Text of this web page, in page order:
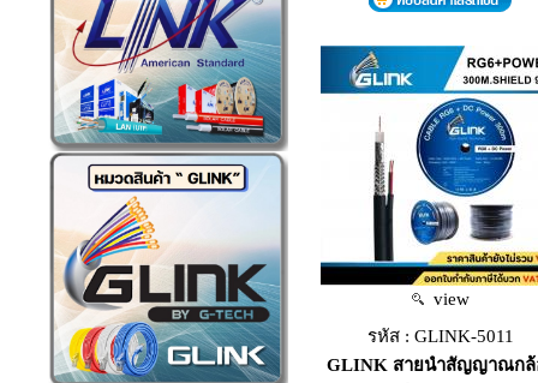
view
รหัส : GLINK-5011
GLINK สายนำสัญญาณกล้